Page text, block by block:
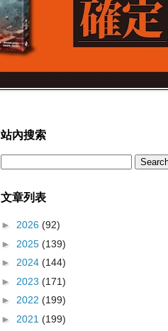
站內搜索
文章列表
► 2026 (92)
► 2025 (139)
► 2024 (144)
► 2023 (171)
► 2022 (199)
► 2021 (199)